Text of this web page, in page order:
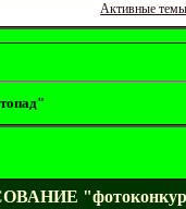
Активные темы
"фотоконкурс